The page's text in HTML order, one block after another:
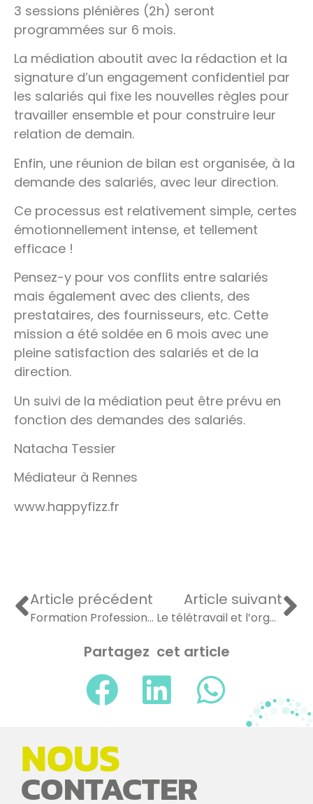
3 sessions plénières (2h) seront
programmées sur 6 mois.
La médiation aboutit avec la rédaction et la
signature d’un engagement confidentiel par
les salariés qui fixe les nouvelles règles pour
travailler ensemble et pour construire leur
relation de demain.
Enfin, une réunion de bilan est organisée, à la
demande des salariés, avec leur direction.
Ce processus est relativement simple, certes
émotionnellement intense, et tellement
efficace !
Pensez-y pour vos conflits entre salariés
mais également avec des clients, des
prestataires, des fournisseurs, etc. Cette
mission a été soldée en 6 mois avec une
pleine satisfaction des salariés et de la
direction.
Un suivi de la médiation peut être prévu en
fonction des demandes des salariés.
Natacha Tessier
Médiateur à Rennes
www.happyfizz.fr
Article précédent
Formation Professionnelle : Pourquoi choisir de former, aujourd’hui et à distance, ses salariés en activité partielle pendant la période de confinement ?
Article suivant
Le télétravail et l’organisation de demain ?
Partagez cet article
NOUS
CONTACTER